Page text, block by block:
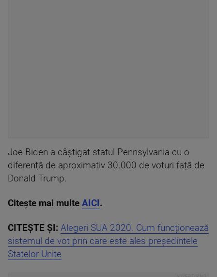
Joe Biden a câștigat statul Pennsylvania cu o
diferență de aproximativ 30.000 de voturi față de
Donald Trump.
Citește mai multe AICI .
CITEȘTE ȘI: Alegeri SUA 2020. Cum funcționează
sistemul de vot prin care este ales președintele
Statelor Unite